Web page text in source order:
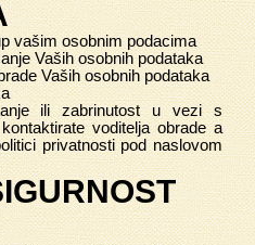
vašim osobnim podacima
Vaših osobnih podataka
Vaših osobnih podataka
ili zabrinutost u vezi s
voditelja obrade a
privatnosti pod naslovom